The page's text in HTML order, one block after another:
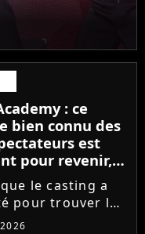
: ce
bien connu des
est
pour revenir,
la place est
le casting a
pour trouver les
Pierre